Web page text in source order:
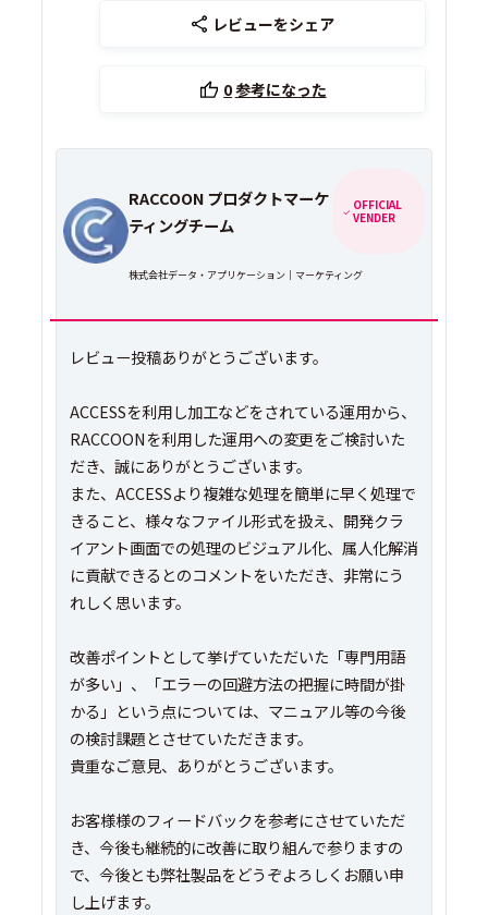
レビューをシェア
0参考になった
RACCOON プロダクトマーケ
ティングチーム
OFFICIAL
VENDER
株式会社データ・アプリケーション｜マーケティング
レビュー投稿ありがとうございます。
ACCESSを利用し加工などをされている運用から、
RACCOONを利用した運用への変更をご検討いた
だき、誠にありがとうございます。
また、ACCESSより複雑な処理を簡単に早く処理で
きること、様々なファイル形式を扱え、開発クラ
イアント画面での処理のビジュアル化、属人化解消
に貢献できるとのコメントをいただき、非常にう
れしく思います。
改善ポイントとして挙げていただいた「専門用語
が多い」、「エラーの回避方法の把握に時間が掛
かる」という点については、マニュアル等の今後
の検討課題とさせていただきます。
貴重なご意見、ありがとうございます。
お客様様のフィードバックを参考にさせていただ
き、今後も継続的に改善に取り組んで参りますの
で、今後とも弊社製品をどうぞよろしくお願い申
し上げます。